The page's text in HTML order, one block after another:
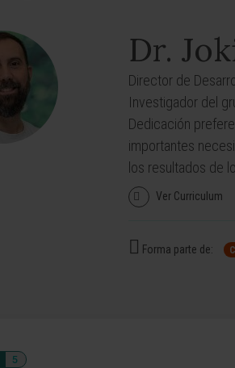
Dr.
Director de
Investigador del
Dedicación
importantes
los resultados de
Ver Curriculum
Forma parte de:
5